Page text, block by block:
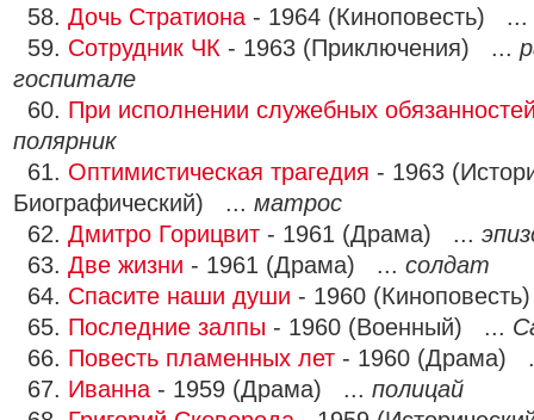
58. Дочь Стратиона - 1964 (Киноповесть) ...
59. Сотрудник ЧК - 1963 (Приключения) ...
госпитале
60. При исполнении служебных
полярник
61. Оптимистическая трагедия - 1963
Биографический) ... матрос
62. Дмитро Горицвит - 1961 (Драма) ...
63. Две жизни - 1961 (Драма) ... солдат
64. Спасите наши души - 1960
65. Последние залпы - 1960 (Военный) ...
66. Повесть пламенных лет - 1960 (Драма)
67. Иванна - 1959 (Драма) ... полицай